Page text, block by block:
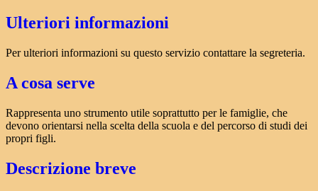
Ulteriori informazioni
Per ulteriori informazioni su questo servizio contattare la segreteria.
A cosa serve
Rappresenta uno strumento utile soprattutto per le famiglie, che
devono orientarsi nella scelta della scuola e del percorso di studi dei
propri figli.
Descrizione breve